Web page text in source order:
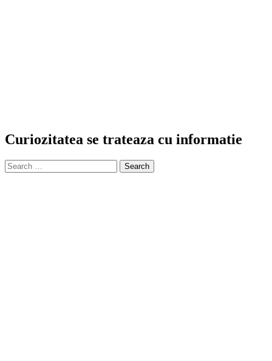
Curiozitatea se trateaza cu informatie
Search
for: